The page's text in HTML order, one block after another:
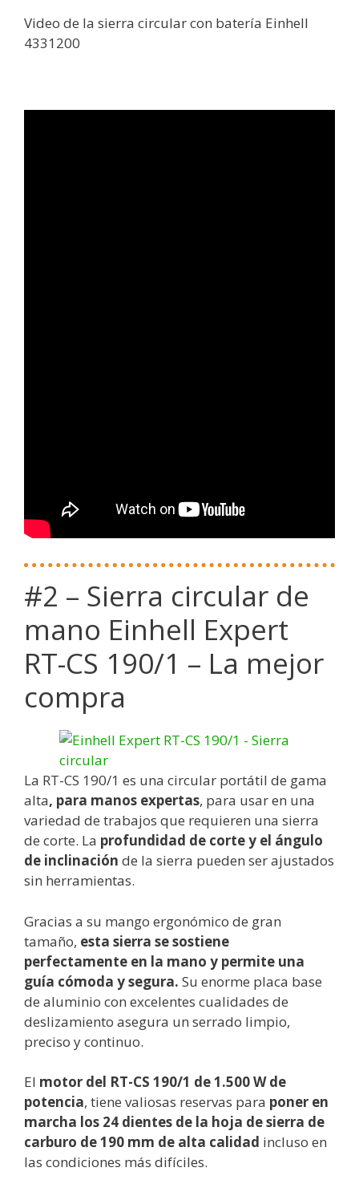
Video de la sierra circular con batería Einhell
4331200
#2 – Sierra circular de
mano Einhell Expert
RT-CS 190/1 – La mejor
compra
La RT-CS 190/1 es una circular portátil de gama
alta, para manos expertas, para usar en una
variedad de trabajos que requieren una sierra
de corte. La profundidad de corte y el ángulo
de inclinación de la sierra pueden ser ajustados
sin herramientas.
Gracias a su mango ergonómico de gran
tamaño, esta sierra se sostiene
perfectamente en la mano y permite una
guía cómoda y segura. Su enorme placa base
de aluminio con excelentes cualidades de
deslizamiento asegura un serrado limpio,
preciso y continuo.
El motor del RT-CS 190/1 de 1.500 W de
potencia, tiene valiosas reservas para poner en
marcha los 24 dientes de la hoja de sierra de
carburo de 190 mm de alta calidad incluso en
las condiciones más difíciles.